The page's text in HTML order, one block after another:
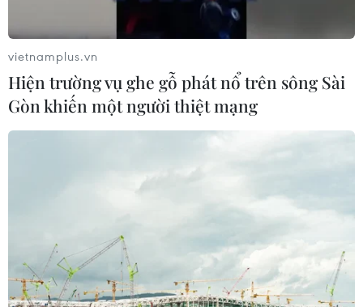
Iran "nhận đề xuất" triển khai đường bay
Trước đó, tại cuộc họp ở Bắc Kinh hồi đầu tháng Tư,
Ngoại trưởng Iran và người đồng cấp Saudi Arabia đã
ký một tuyên bố chung khẳng định việc nối lại quan hệ
ngoại giao có hiệu lực ngay lập tức.
vietnamplus.vn
Hiện trường vụ ghe gỗ phát nổ trên sông Sài
Gòn khiến một người thiệt mạng